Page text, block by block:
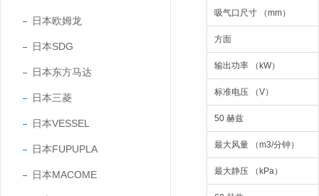
日本欧姆龙
日本SDG
日本东方马达
日本三菱
日本VESSEL
日本FUPUPLA
日本MACOME
吸气口尺寸 （mm）
方面
输出功率 （kW）
标准电压 （V）
50 赫兹
最大风量 （m3/分钟）
最大静压 （kPa）